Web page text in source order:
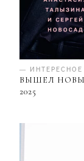
— ИНТЕРЕСНОЕ
ВЫШЕЛ
2025